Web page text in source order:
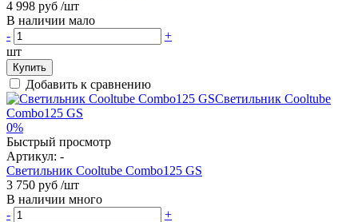
4 998 руб /шт
В наличии мало
-
+
шт
Купить
Добавить к сравнению
0%
Быстрый просмотр
Артикул: -
Светильник Cooltube Combo125 GS
3 750 руб /шт
В наличии много
-
+